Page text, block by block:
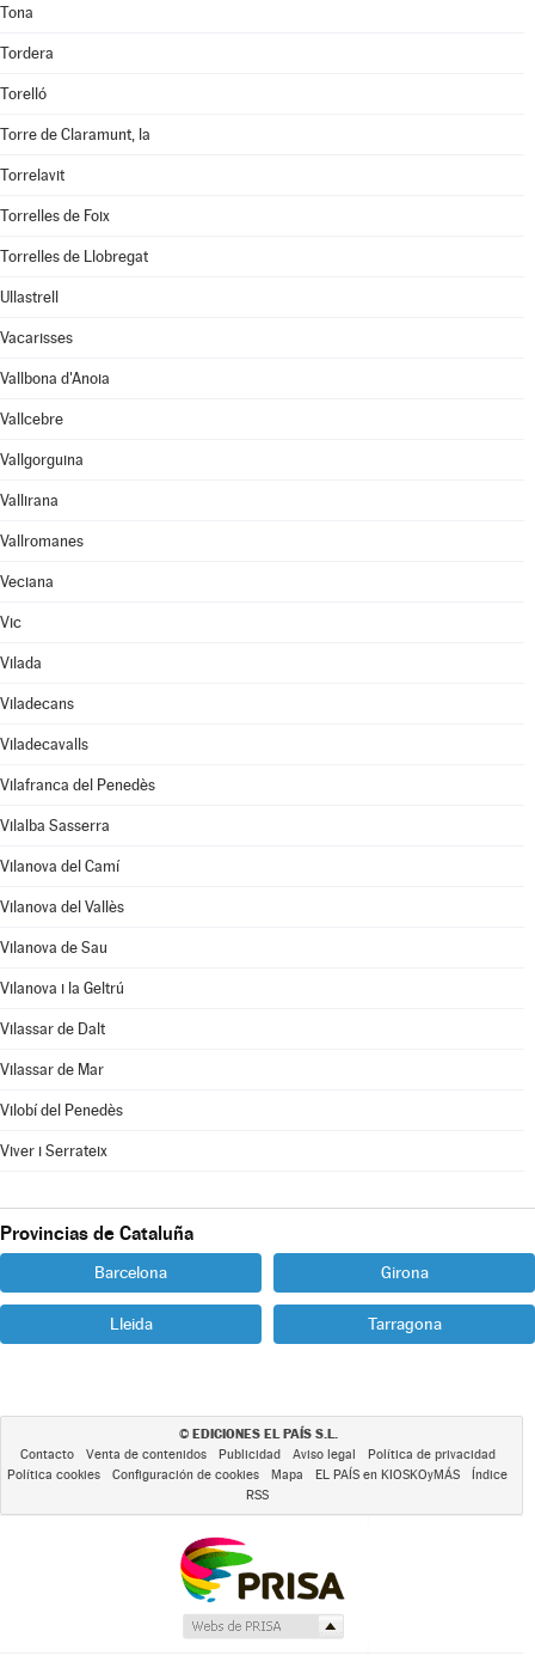
Tona
Tordera
Torelló
Torre de Claramunt, la
Torrelavit
Torrelles de Foix
Torrelles de Llobregat
Ullastrell
Vacarisses
Vallbona d'Anoia
Vallcebre
Vallgorguina
Vallirana
Vallromanes
Veciana
Vic
Vilada
Viladecans
Viladecavalls
Vilafranca del Penedès
Vilalba Sasserra
Vilanova del Camí
Vilanova del Vallès
Vilanova de Sau
Vilanova i la Geltrú
Vilassar de Dalt
Vilassar de Mar
Vilobí del Penedès
Viver i Serrateix
Provincias de Cataluña
Barcelona Girona
Lleida Tarragona
© EDICIONES EL PAÍS S.L.
Contacto Venta de contenidos Publicidad Aviso legal
Política de privacidad
Política cookies
Configuración de cookies Mapa EL PAÍS en KIOSKOyMÁS
Índice
RSS